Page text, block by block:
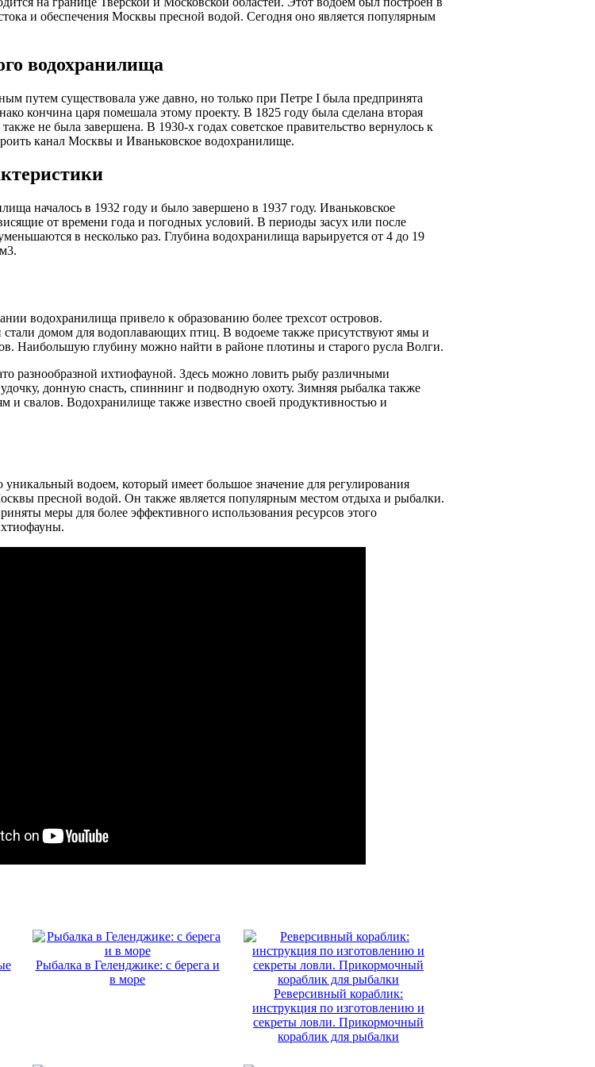
и обеспечения Москвы пресной водой. Сегодня оно является популярным
водохранилища
путем существовала уже давно, но только при Петре I была предпринята
кончина царя помешала этому проекту. В 1825 году была сделана вторая
не была завершена. В 1930-х годах советское правительство вернулось к
канал Москвы и Иваньковское водохранилище.
началось в 1932 году и было завершено в 1937 году. Иваньковское
от времени года и погодных условий. В периоды засух или после
в несколько раз. Глубина водохранилища варьируется от 4 до 19
водохранилища привело к образованию более трехсот островов.
домом для водоплавающих птиц. В водоеме также присутствуют ямы и
Наибольшую глубину можно найти в районе плотины и старого русла Волги.
разнообразной ихтиофауной. Здесь можно ловить рыбу различными
донную снасть, спиннинг и подводную охоту. Зимняя рыбалка также
и свалов. Водохранилище также известно своей продуктивностью и
водоем, который имеет большое значение для регулирования
пресной водой. Он также является популярным местом отдыха и рыбалки.
меры для более эффективного использования ресурсов этого
Рыбалка в Геленджике: с берега и
в море
Реверсивный кораблик:
инструкция по изготовлению и
секреты ловли. Прикормочный
кораблик для рыбалки